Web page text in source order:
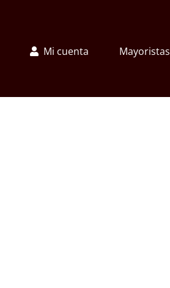
Mi cuenta Mayoristas